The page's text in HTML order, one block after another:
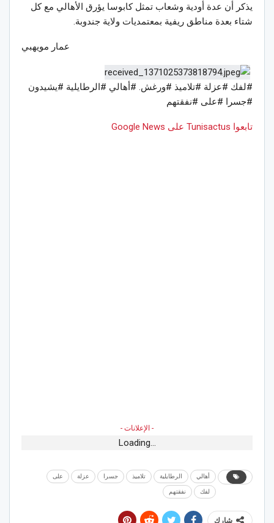
يذكر أن عدة أودية وشعاب تمثل كابوسا يؤرق الأهالي مع كل
شتاء بعدة مناطق ريفية بمعتمديات ولاية جندوبة.
عمار مويهبي
#لفك #عزلة #تلاميذ #ورغش. #أهالي #الرطايلية #يشيدون
#جسرا #على #نفقتهم
تابعوا Tunisactus على Google News
- الإعلانات -
Loading...
أهالي الرطايلية تلاميذ جسرا عزلة على
لفك نفقتهم
شارك